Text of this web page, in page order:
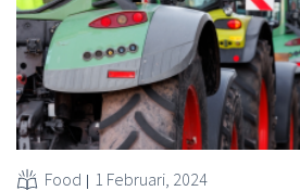
Food 1 Februari, 2024